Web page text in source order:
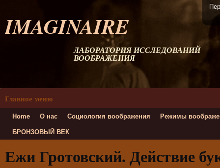
IMAGINAIRE
ЛАБОРАТОРИЯ ИССЛЕДОВАНИЙ
ВООБРАЖЕНИЯ
Главное меню
Home О нас Социология воображения
Режимы
БРОНЗОВЫЙ ВЕК
Ежи Гротовский. Действие